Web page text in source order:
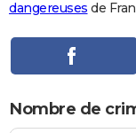
COPAINS D'AVANT
S'inscrire
Se connecter
Lycées
Collèges
Primaires
Universités
Entreprises
Service militaire
Avis de recherche
AVIS DE DÉCÈS
FORUM
Bricolage
Lifestyle
Culture
Sport
Auto
Television
Voyage
Cinema
dangereuses de
Nombre de